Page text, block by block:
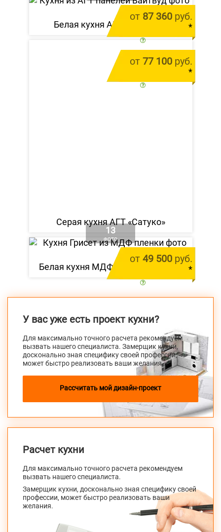
от 87 360руб.
*
Белая кухня АГТ «Вайтвуд»
от 77 100руб.
*
Серая кухня АГТ «Сатуко»
13
ФОТО
от 49 500руб.
*
Белая кухня МДФ пленка «Грисет»
У вас уже есть проект кухни?
Для максимально точного расчета рекомендуем
вызвать нашего специалиста. Замерщик кухни,
досконально зная специфику своей профессии,
может быстро реализовать ваши желания.
Рассчитать мой дизайн-проект
Расчет кухни
Для максимально точного расчета рекомендуем
вызвать нашего специалиста.
Замерщик кухни, досконально зная специфику своей
профессии, может быстро реализовать ваши
желания.